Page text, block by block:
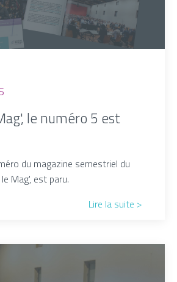
le numéro 5 est
du magazine semestriel du
le Mag', est paru.
Lire la suite >